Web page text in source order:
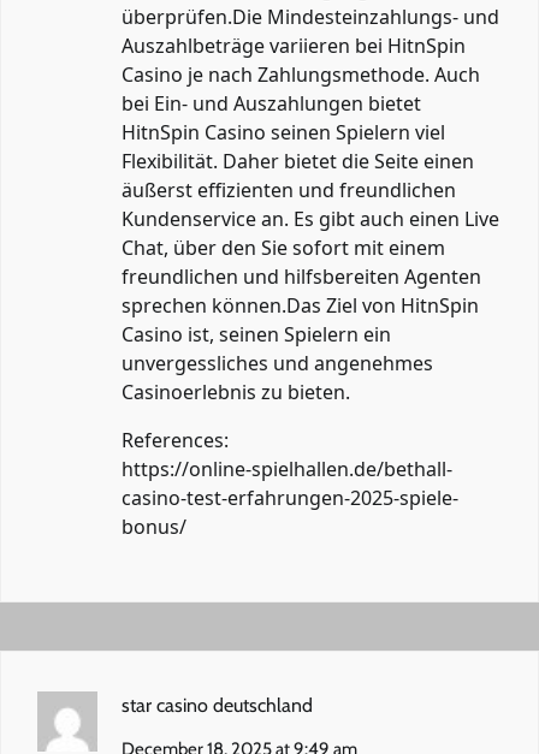
überprüfen.Die Mindesteinzahlungs- und
Auszahlbeträge variieren bei HitnSpin
Casino je nach Zahlungsmethode. Auch
bei Ein- und Auszahlungen bietet
HitnSpin Casino seinen Spielern viel
Flexibilität. Daher bietet die Seite einen
äußerst effizienten und freundlichen
Kundenservice an. Es gibt auch einen Live
Chat, über den Sie sofort mit einem
freundlichen und hilfsbereiten Agenten
sprechen können.Das Ziel von HitnSpin
Casino ist, seinen Spielern ein
unvergessliches und angenehmes
Casinoerlebnis zu bieten.
References:
https://online-spielhallen.de/bethall-
casino-test-erfahrungen-2025-spiele-
bonus/
star casino deutschland
December 18, 2025 at 9:49 am